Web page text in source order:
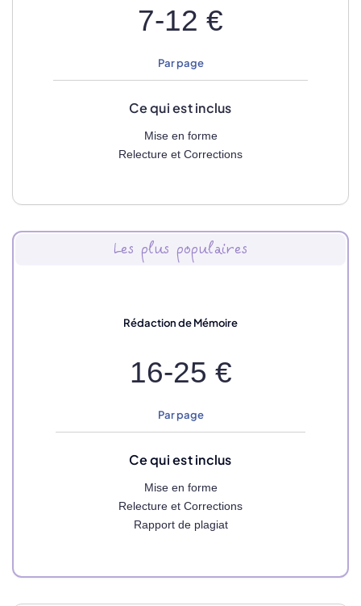
7-12 €
Par page
Ce qui est inclus
Mise en forme
Relecture et Corrections
Les plus populaires
Rédaction de Mémoire
16-25 €
Par page
Ce qui est inclus
Mise en forme
Relecture et Corrections
Rapport de plagiat